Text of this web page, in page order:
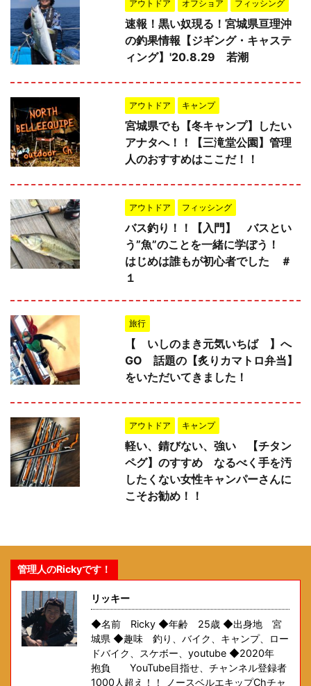
アウトドア オフショア フィッシング
速報！黒い奴現る！宮城県亘理沖
の釣果情報【ジギング・キャステ
ィング】'20.8.29 若潮
アウトドア キャンプ
宮城県でも【冬キャンプ】したい
アナタへ！！【三滝堂公園】管理
人のおすすめはここだ！！
アウトドア フィッシング
バス釣り！！【入門】 バスとい
う”魚”のことを一緒に学ぼう！
はじめは誰もが初心者でした ＃
１
旅行
【 いしのまき元気いちば 】へ
GO 話題の【炙りカマトロ弁当】
をいただいてきました！
アウトドア キャンプ
軽い、錆びない、強い 【チタン
ペグ】のすすめ なるべく手を汚
したくない女性キャンパーさんに
こそお勧め！！
管理人のRickyです！
リッキー
◆名前 Ricky ◆年齢 25歳 ◆出身地 宮
城県 ◆趣味 釣り、バイク、キャンプ、ロー
ドバイク、スケボー、youtube ◆2020年
抱負 YouTube目指せ、チャンネル登録者
1000人超え！！ ノースベルエキップChチャ